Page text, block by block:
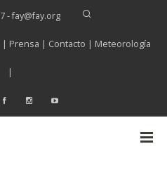
- fay@fay.org
| Prensa | Contacto | Meteorología
|